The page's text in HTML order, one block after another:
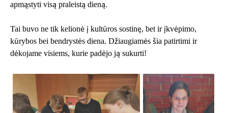
apmąstyti visą praleistą dieną.
Tai buvo ne tik kelionė į kultūros sostinę, bet ir įkvėpimo,
kūrybos bei bendrystės diena. Džiaugiamės šia patirtimi ir
dėkojame visiems, kurie padėjo ją sukurti!